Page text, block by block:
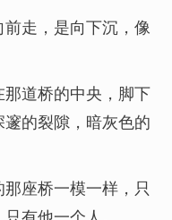
走，是向下沉，像
道桥的中央，脚下
的裂隙，暗灰色的
座桥一模一样，只